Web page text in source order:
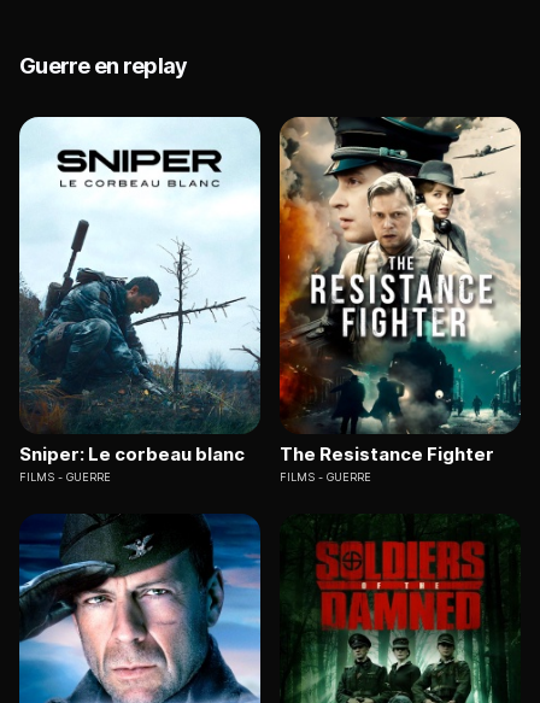
Guerre en replay
Sniper: Le corbeau blanc
FILMS GUERRE
The Resistance Fighter
FILMS GUERRE